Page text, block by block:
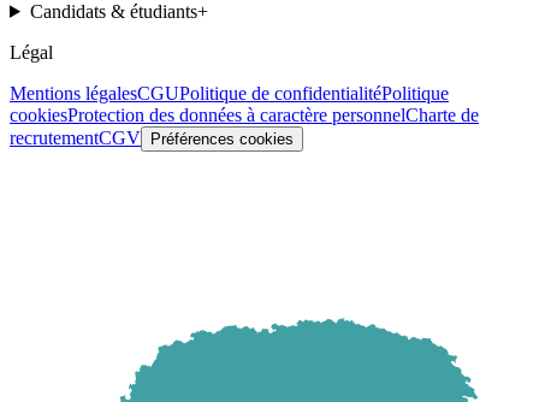
Candidats & étudiants+
Légal
Mentions légalesCGUPolitique de confidentialitéPolitique
cookiesProtection des données à caractère personnelCharte de
recrutementCGV Préférences cookies